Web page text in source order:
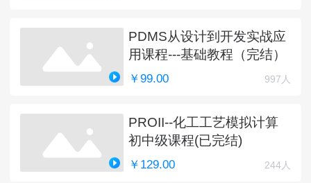
PDMS从设计到开发实战应
用课程---基础教程（完结）
￥99.00 997人
PROII--化工工艺模拟计算
初中级课程(已完结)
￥129.00 244人